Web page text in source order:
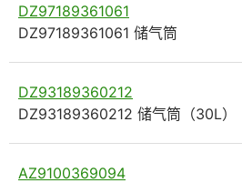
DZ97189361061
DZ97189361061 储气筒
DZ93189360212
DZ93189360212 储气筒（30L）
AZ9100369094